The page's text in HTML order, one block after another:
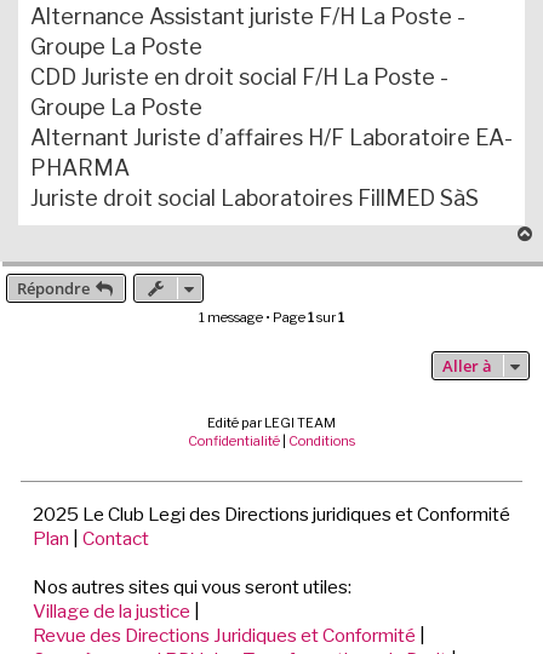
Alternance Assistant juriste F/H La Poste -
Groupe La Poste
CDD Juriste en droit social F/H La Poste -
Groupe La Poste
Alternant Juriste d’affaires H/F Laboratoire EA-
PHARMA
Juriste droit social Laboratoires FillMED SàS
u
Répondre
1 message • Page1sur1
Aller à
Edité par LEGI TEAM
Confidentialité | Conditions
2025 Le Club Legi des Directions juridiques et Conformité
Plan
Contact
Nos autres sites qui vous seront utiles:
Village de la justice
Revue des Directions Juridiques et Conformité